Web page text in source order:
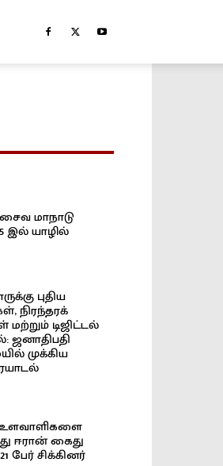
மாநாடு
இல் யாழில்
புதிய
நிரந்தரக்
மற்றும் டிஜிட்டல்
ஜனாதிபதி
முக்கிய
ஈரான் கைது
பேர் சிக்கினர்